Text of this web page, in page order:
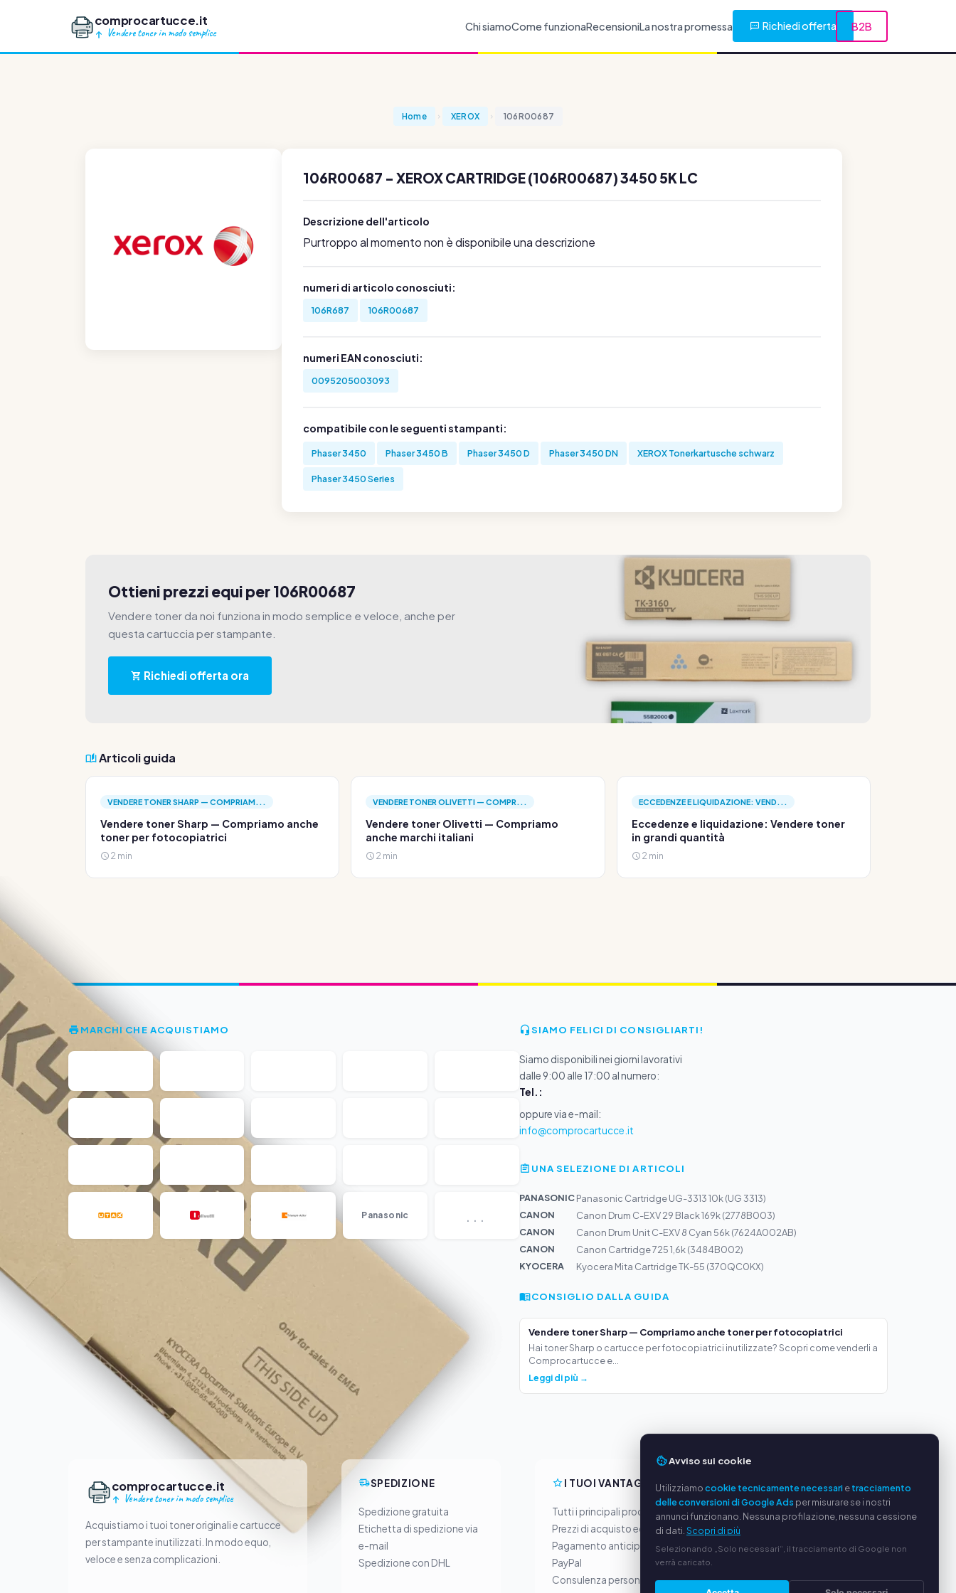
comprocartucce.it
Vendere toner in modo semplice
Chi siamoCome funzionaRecensioniLa nostra promessa Richiedi offerta B2B
Home XEROX 106R00687
106R00687 - XEROX CARTRIDGE (106R00687) 3450 5K LC
Descrizione dell'articolo
Purtroppo al momento non è disponibile una descrizione
numeri di articolo conosciuti:
106R687 106R00687
numeri EAN conosciuti:
0095205003093
compatibile con le seguenti stampanti:
Phaser 3450 Phaser 3450 B Phaser 3450 D Phaser 3450 DN XEROX Tonerkartusche schwarz
Phaser 3450 Series
Ottieni prezzi equi per 106R00687
Vendere toner da noi funziona in modo semplice e veloce, anche per
questa cartuccia per stampante.
Richiedi offerta ora
Articoli guida
VENDERE TONER SHARP — COMPRIAM...
Vendere toner Sharp — Compriamo anche
toner per fotocopiatrici
2 min
VENDERE TONER OLIVETTI — COMPR...
Vendere toner Olivetti — Compriamo
anche marchi italiani
2 min
ECCEDENZE E LIQUIDAZIONE: VEND...
Eccedenze e liquidazione: Vendere toner
in grandi quantità
2 min
MARCHI CHE ACQUISTIAMO
Panasonic ...
SIAMO FELICI DI CONSIGLIARTI!
Siamo disponibili nei giorni lavorativi
dalle 9:00 alle 17:00 al numero:
Tel.:
oppure via e-mail:
info@comprocartucce.it
UNA SELEZIONE DI ARTICOLI
PANASONIC Panasonic Cartridge UG-3313 10k (UG 3313)
CANON
Canon Drum C-EXV 29 Black 169k (2778B003)
CANON
Canon Drum Unit C-EXV 8 Cyan 56k (7624A002AB)
CANON
Canon Cartridge 725 1,6k (3484B002)
KYOCERA
Kyocera Mita Cartridge TK-55 (370QC0KX)
CONSIGLIO DALLA GUIDA
Vendere toner Sharp — Compriamo anche toner per fotocopiatrici
Hai toner Sharp o cartucce per fotocopiatrici inutilizzate? Scopri come venderli a
Comprocartucce e...
Leggi di più →
comprocartucce.it
Vendere toner in modo semplice
Acquistiamo i tuoi toner originali e cartucce
per stampante inutilizzati. In modo equo,
veloce e senza complicazioni.
SPEDIZIONE
Spedizione gratuita
Etichetta di spedizione via
e-mail
Spedizione con DHL
I TUOI VANTAGGI
Tutti i principali produttori
Prezzi di acquisto equi
Pagamento anticipato via
PayPal
Consulenza personalizzata
SERVIZIO
Chi siamo
Note legali
Guida
Avviso sui cookie
Utilizziamocookie tecnicamente necessarietracciamento
delle conversioni di Google Ads per misurare se i nostri
annunci funzionano. Nessuna profilazione, nessuna cessione
di dati. Scopri di più
Selezionando „Solo necessari“, il tracciamento di Google non
verrà caricato.